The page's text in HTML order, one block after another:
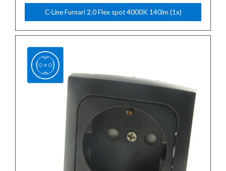
C-Line Furnari 2.0 Flex spot 4000K 140lm (1x)